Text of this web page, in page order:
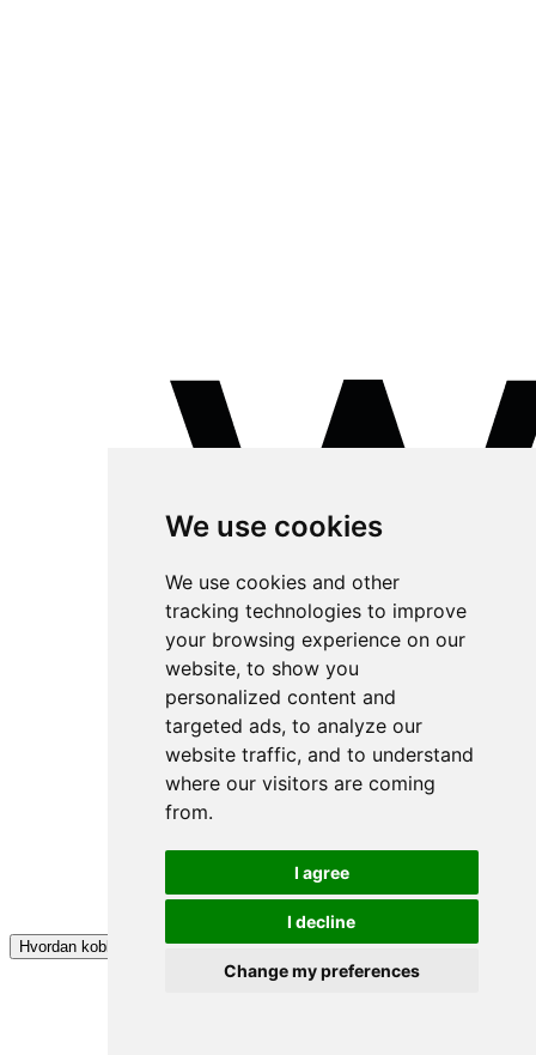
We use cookies
We use cookies and other
tracking technologies to improve
your browsing experience on our
website, to show you
personalized content and
targeted ads, to analyze our
website traffic, and to understand
where our visitors are coming
from.
I agree
I decline
Change my preferences
Hvordan koble til appen min?